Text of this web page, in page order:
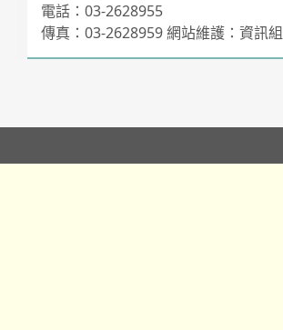
電話：03-2628955
傳真：03-2628959 網站維護：資訊組